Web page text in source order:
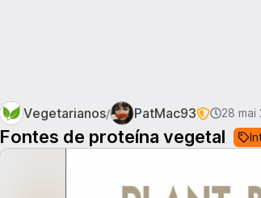
Vegetarianos/ PatMac93 28 mai
Fontes de proteína vegetal